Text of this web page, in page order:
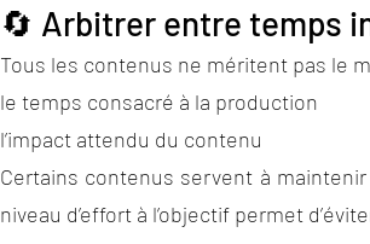
🔄 Arbitrer entre temps
Tous les contenus ne méritent pas le
le temps consacré à la production
l’impact attendu du contenu
Certains contenus servent à
niveau d’effort à l’objectif permet